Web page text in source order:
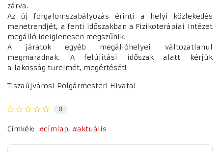
zárva.
Az új forgalomszabályozás érinti a helyi közlekedés
menetrendjét, a fenti időszakban a Fizikoterápiai Intézet
megálló ideiglenesen megszűnik.
A járatok egyéb megállóhelyei változatlanul
megmaradnak. A felújítási időszak alatt kérjük
a lakosság türelmét, megértését!
Tiszaújvárosi Polgármesteri Hivatal
0
Címkék: címlap aktuális